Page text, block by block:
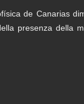
de Canarias
presenza della